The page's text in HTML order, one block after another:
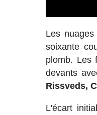
Les
soixante
plomb. Les
devants
Rissveds,
L'écart